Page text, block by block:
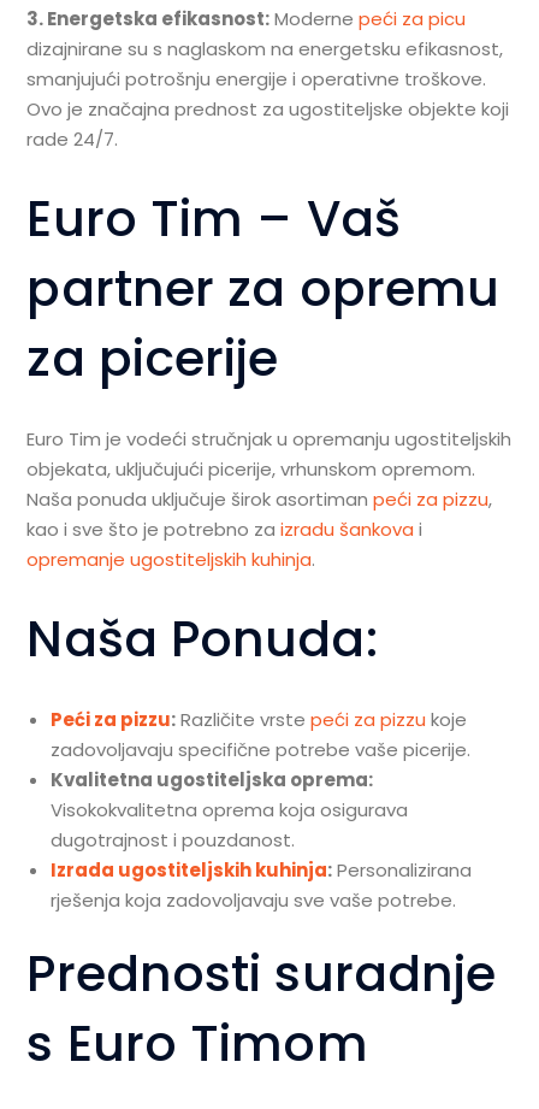
3. Energetska efikasnost:Modernepeći za picu
dizajnirane su s naglaskom na energetsku efikasnost,
smanjujući potrošnju energije i operativne troškove.
Ovo je značajna prednost za ugostiteljske objekte koji
rade 24/7.
Euro Tim – Vaš
partner za opremu
za picerije
Euro Tim je vodeći stručnjak u opremanju ugostiteljskih
objekata, uključujući picerije, vrhunskom opremom.
Naša ponuda uključuje širok asortimanpeći za pizzu,
kao i sve što je potrebno zaizradu šankova i
opremanje ugostiteljskih kuhinja.
Naša Ponuda:
Peći za pizzu:Različite vrstepeći za pizzu koje
zadovoljavaju specifične potrebe vaše picerije.
Kvalitetna ugostiteljska oprema:
Visokokvalitetna oprema koja osigurava
dugotrajnost i pouzdanost.
Izrada ugostiteljskih kuhinja:Personalizirana
rješenja koja zadovoljavaju sve vaše potrebe.
Prednosti suradnje
s Euro Timom